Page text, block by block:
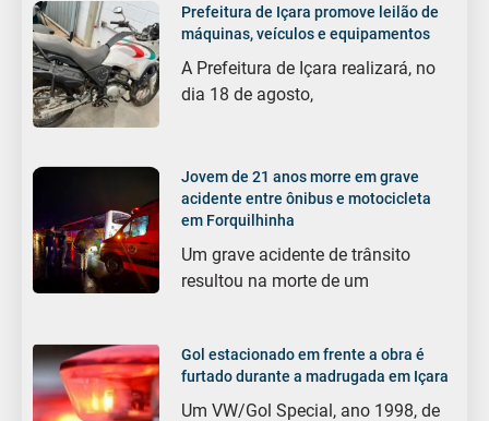
Prefeitura de Içara promove leilão de
máquinas, veículos e equipamentos
A Prefeitura de Içara realizará, no
dia 18 de agosto,
Jovem de 21 anos morre em grave
acidente entre ônibus e motocicleta
em Forquilhinha
Um grave acidente de trânsito
resultou na morte de um
Gol estacionado em frente a obra é
furtado durante a madrugada em Içara
Um VW/Gol Special, ano 1998, de